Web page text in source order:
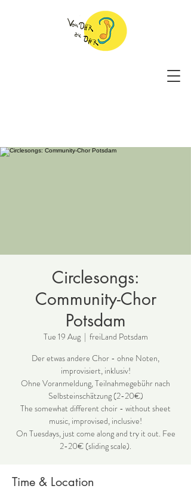
Circlesongs:
Community-Chor
Potsdam
Tue 19 Aug
  |
freiLand Potsdam
Der etwas andere Chor - ohne Noten,
improvisiert, inklusiv!
Ohne Voranmeldung, Teilnahmegebühr nach
Selbsteinschätzung (2-20€)
The somewhat different choir - without sheet
music, improvised, inclusive!
On Tuesdays, just come along and try it out. Fee
2-20€ (sliding scale).
Time & Location